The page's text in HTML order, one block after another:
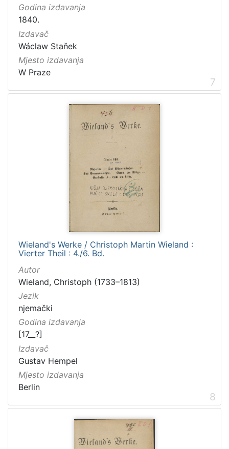
Godina izdavanja
1840.
Izdavač
Wáclaw Staňek
Mjesto izdavanja
W Praze
7
Wieland's Werke / Christoph Martin Wieland :
Vierter Theil : 4./6. Bd.
Autor
Wieland, Christoph (1733–1813)
Jezik
njemački
Godina izdavanja
[17__?]
Izdavač
Gustav Hempel
Mjesto izdavanja
Berlin
8